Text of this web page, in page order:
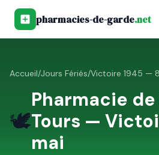
pharmacies-de-garde.net
Accueil/Jours Fériés/Victoire 1945 —
🕊️
Pharmacie
Tours —
mai